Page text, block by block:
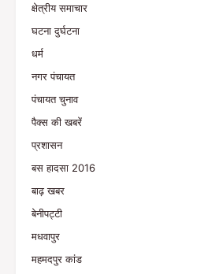
क्षेत्रीय समाचार
घटना दुर्घटना
धर्म
नगर पंचायत
पंचायत चुनाव
पैक्स की खबरें
प्रशासन
बस हादसा 2016
बाढ़ खबर
बेनीपट्टी
मधवापुर
महमदपुर कांड